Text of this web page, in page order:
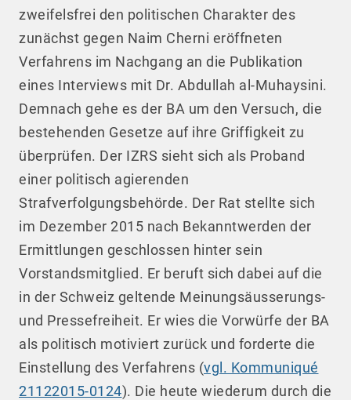
zweifelsfrei den politischen Charakter des
zunächst gegen Naim Cherni eröffneten
Verfahrens im Nachgang an die Publikation
eines Interviews mit Dr. Abdullah al-Muhaysini.
Demnach gehe es der BA um den Versuch, die
bestehenden Gesetze auf ihre Griffigkeit zu
überprüfen. Der IZRS sieht sich als Proband
einer politisch agierenden
Strafverfolgungsbehörde. Der Rat stellte sich
im Dezember 2015 nach Bekanntwerden der
Ermittlungen geschlossen hinter sein
Vorstandsmitglied. Er beruft sich dabei auf die
in der Schweiz geltende Meinungsäusserungs-
und Pressefreiheit. Er wies die Vorwürfe der BA
als politisch motiviert zurück und forderte die
Einstellung des Verfahrens (vgl. Kommuniqué
21122015-0124). Die heute wiederum durch die